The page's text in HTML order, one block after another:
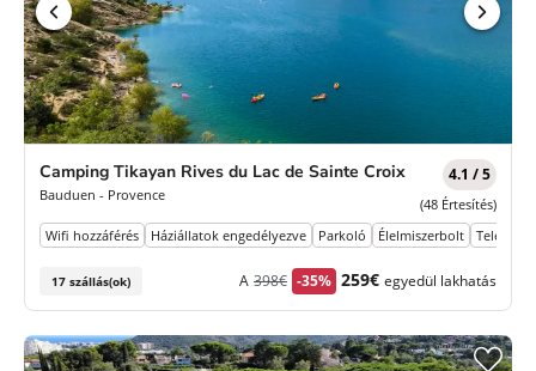
Camping Tikayan Rives du Lac de Sainte Croix
Bauduen - Provence
4.1 / 5
(48 Értesítés)
Wifi hozzáférés
Háziállatok engedélyezve Parkoló Élelmiszerbolt Televízió
17 szállás(ok) A Korábbi
398€ -35% Új
259€ egyedül lakhatás